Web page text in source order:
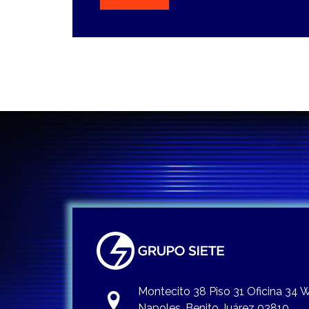
Montecito 38 Piso 31 Oficina 34